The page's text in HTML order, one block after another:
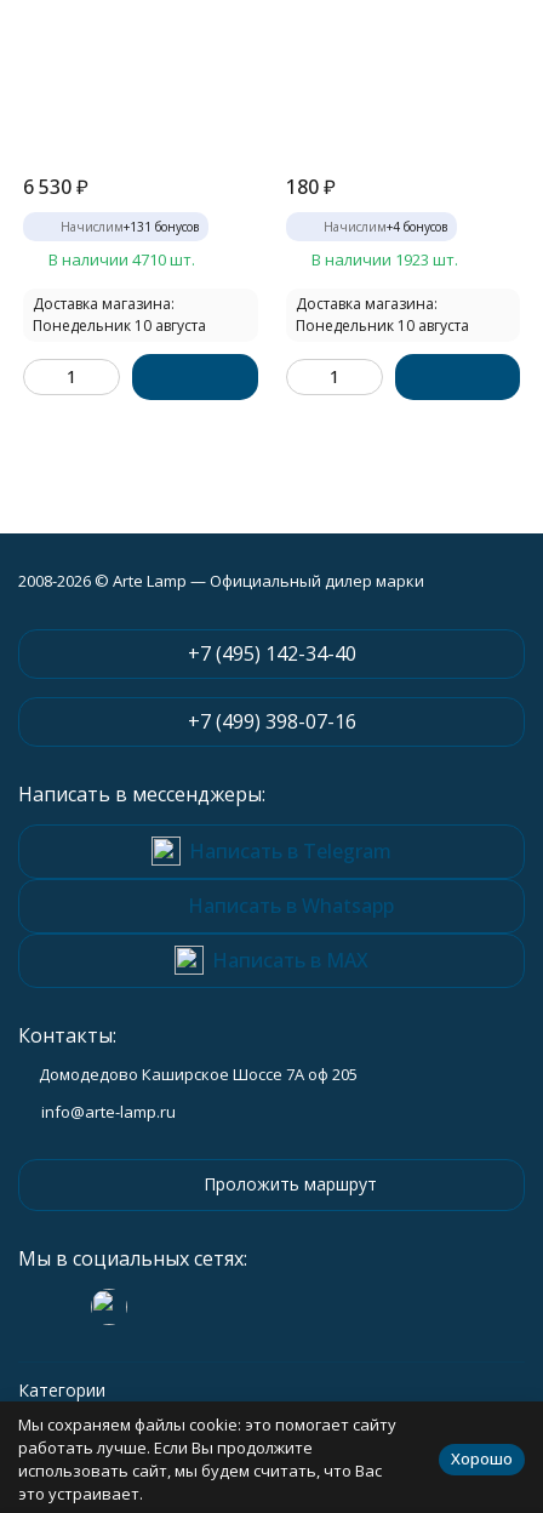
6 530₽
Начислим+131 бонусов
В наличии 4710 шт.
Доставка магазина:
Понедельник 10 августа
180 ₽
Начислим+4бонусов
В наличии 1923 шт.
Доставка магазина:
Понедельник 10 августа
2008-2026 © Arte Lamp — Официальный дилер марки
+7 (495) 142-34-40
+7 (499) 398-07-16
Написать в мессенджеры:
Написать в Telegram
Написать в Whatsapp
Написать в MAX
Контакты:
Домодедово Каширское Шоссе 7А оф 205
info@arte-lamp.ru
Проложить маршрут
Мы в социальных сетях:
Категории
Информация
Мы сохраняем файлы cookie: это помогает сайту
работать лучше. Если Вы продолжите
использовать сайт, мы будем считать, что Вас
это устраивает.
Хорошо